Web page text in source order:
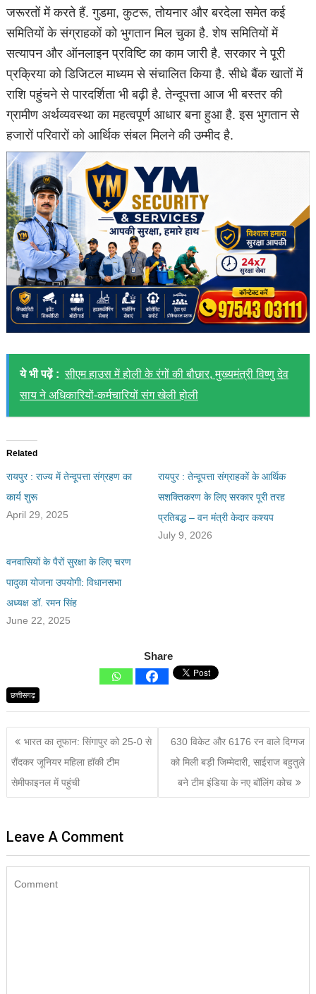
जरूरतों में करते हैं. गुडमा, कुटरू, तोयनार और बरदेला समेत कई
समितियों के संग्राहकों को भुगतान मिल चुका है. शेष समितियों में
सत्यापन और ऑनलाइन प्रविष्टि का काम जारी है. सरकार ने पूरी
प्रक्रिया को डिजिटल माध्यम से संचालित किया है. सीधे बैंक खातों में
राशि पहुंचने से पारदर्शिता भी बढ़ी है. तेन्दूपत्ता आज भी बस्तर की
ग्रामीण अर्थव्यवस्था का महत्वपूर्ण आधार बना हुआ है. इस भुगतान से
हजारों परिवारों को आर्थिक संबल मिलने की उम्मीद है.
ये भी पढ़ें : सीएम हाउस में होली के रंगों की बौछार, मुख्यमंत्री विष्णु देव
साय ने अधिकारियों-कर्मचारियों संग खेली होली
Related
रायपुर : राज्य में तेन्दूपत्ता संग्रहण का
कार्य शुरू
April 29, 2025
रायपुर : तेन्दूपत्ता संग्राहकों के आर्थिक
सशक्तिकरण के लिए सरकार पूरी तरह
प्रतिबद्ध – वन मंत्री केदार कश्यप
July 9, 2026
वनवासियों के पैरों सुरक्षा के लिए चरण
पादुका योजना उपयोगी: विधानसभा
अध्यक्ष डॉ. रमन सिंह
June 22, 2025
Share
छत्तीसगढ़
भारत का तूफान: सिंगापुर को 25-0 से
रौंदकर जूनियर महिला हॉकी टीम
सेमीफाइनल में पहुंची
630 विकेट और 6176 रन वाले दिग्गज
को मिली बड़ी जिम्मेदारी, साईराज बहुतुले
बने टीम इंडिया के नए बॉलिंग कोच
Leave A Comment